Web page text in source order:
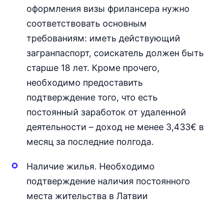
оформления визы фрилансера нужно
соответствовать основным
требованиям: иметь действующий
загранпаспорт, соискатель должен быть
старше 18 лет. Кроме прочего,
необходимо предоставить
подтверждение того, что есть
постоянный заработок от удаленной
деятельности – доход не менее 3,433€ в
месяц за последние полгода.
Наличие жилья. Необходимо
подтверждение наличия постоянного
места жительства в Латвии